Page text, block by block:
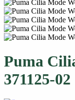
Puma
371125-02